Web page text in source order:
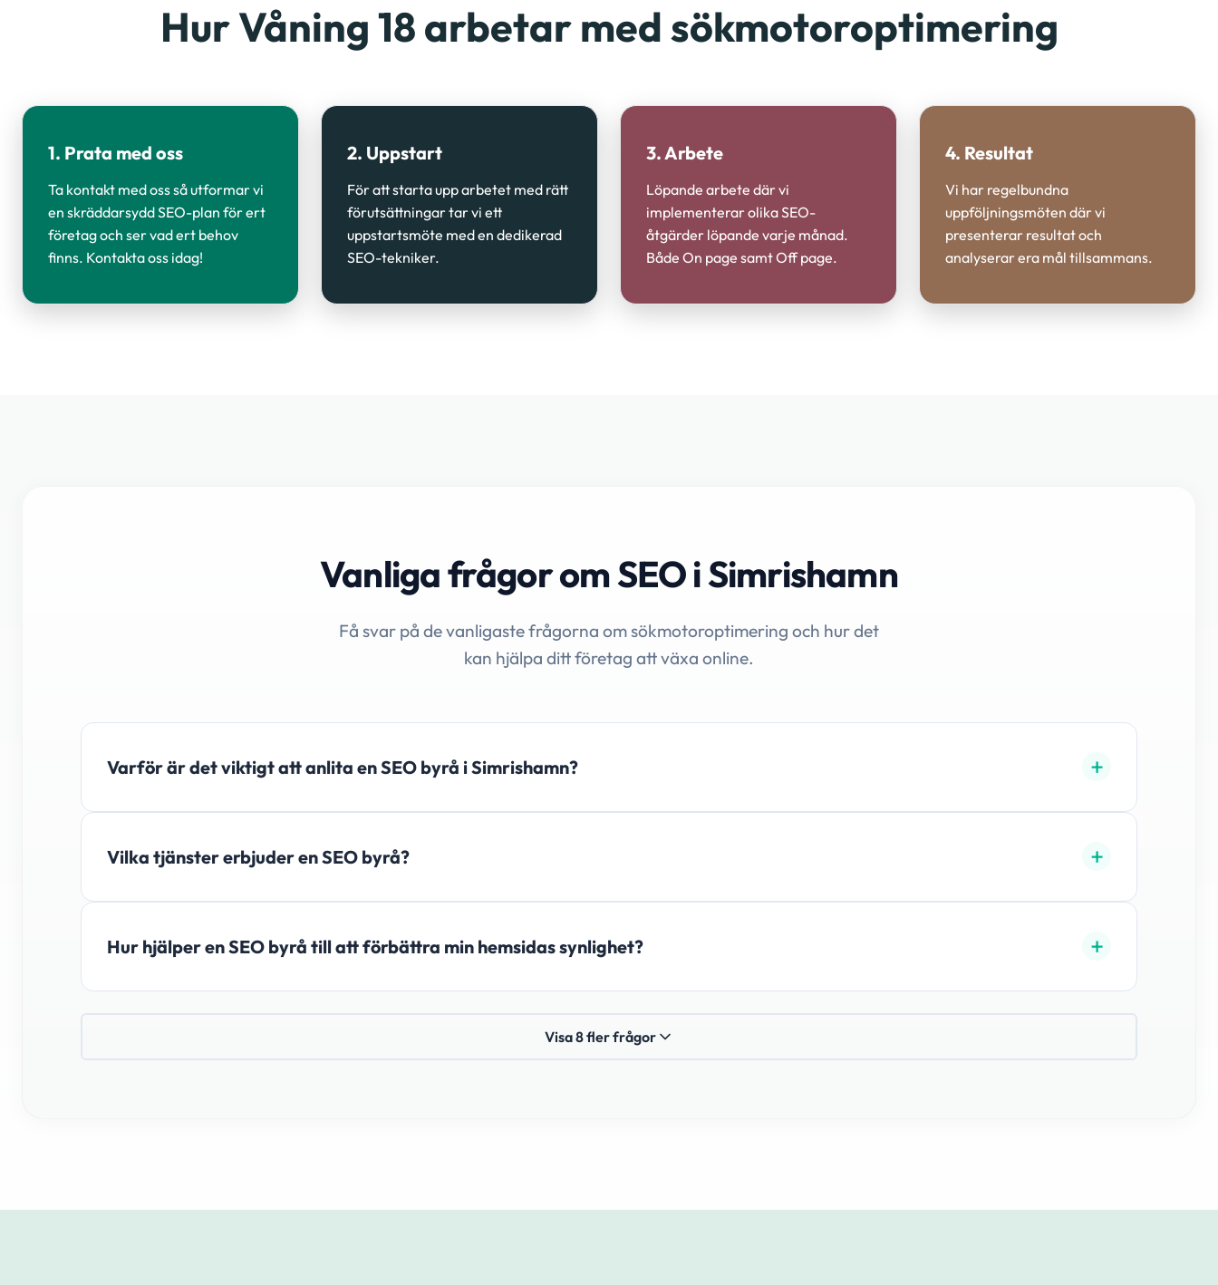
Hur Våning 18 arbetar med sökmotoroptimering
1. Prata med oss
Ta kontakt med oss så utformar vi
en skräddarsydd SEO-plan för ert
företag och ser vad ert behov
finns. Kontakta oss idag!
2. Uppstart
För att starta upp arbetet med rätt
förutsättningar tar vi ett
uppstartsmöte med en dedikerad
SEO-tekniker.
3. Arbete
Löpande arbete där vi
implementerar olika SEO-
åtgärder löpande varje månad.
Både On page samt Off page.
4. Resultat
Vi har regelbundna
uppföljningsmöten där vi
presenterar resultat och
analyserar era mål tillsammans.
Vanliga frågor om SEO i Simrishamn
Få svar på de vanligaste frågorna om sökmotoroptimering och hur det
kan hjälpa ditt företag att växa online.
Varför är det viktigt att anlita en SEO byrå i Simrishamn?
Vilka tjänster erbjuder en SEO byrå?
Hur hjälper en SEO byrå till att förbättra min hemsidas synlighet?
Visa 8 fler frågor